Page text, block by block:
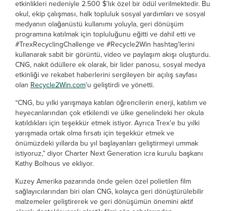
etkinlikleri nedeniyle 2.500 $'lık özel bir ödül verilmektedir. Bu
okul, ekip çalışması, halk topluluk sosyal yardımları ve sosyal
medyanın olağanüstü kullanımı yoluyla, geri dönüşüm
programına katılmak için topluluğunu eğitti ve dahil etti ve
#TrexRecyclingChallenge ve #Recycle2Win hashtag'lerini
kullanarak sabit bir görüntü, video ve paylaşım akışı oluşturdu.
CNG, nakit ödüllere ek olarak, bir lider panosu, sosyal medya
etkinliği ve rekabet haberlerini sergileyen bir açılış sayfası
olan Recycle2Win.com'u geliştirdi ve yönetti.
“CNG, bu yılki yarışmaya katılan öğrencilerin enerji, katılım ve
heyecanlarından çok etkilendi ve ülke genelindeki her okula
katıldıkları için teşekkür etmek istiyor. Ayrıca Trex'e bu yılki
yarışmada ortak olma fırsatı için teşekkür etmek ve
önümüzdeki yıllarda bu yıl başlayanları geliştirmeyi ummak
istiyoruz,” diyor Charter Next Generation icra kurulu başkanı
Kathy Bolhous ve ekliyor.
Kuzey Amerika pazarında önde gelen özel polietilen film
sağlayıcılarından biri olan CNG, kolayca geri dönüştürülebilir
malzemeler geliştirerek ve geri dönüşümün önemini aktif